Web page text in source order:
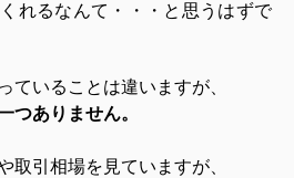
れるなんて・・・と思うはずで
ていることは違いますが、
つありません。
取引相場を見ていますが、